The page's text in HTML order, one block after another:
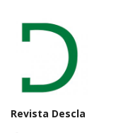
Revista Descla